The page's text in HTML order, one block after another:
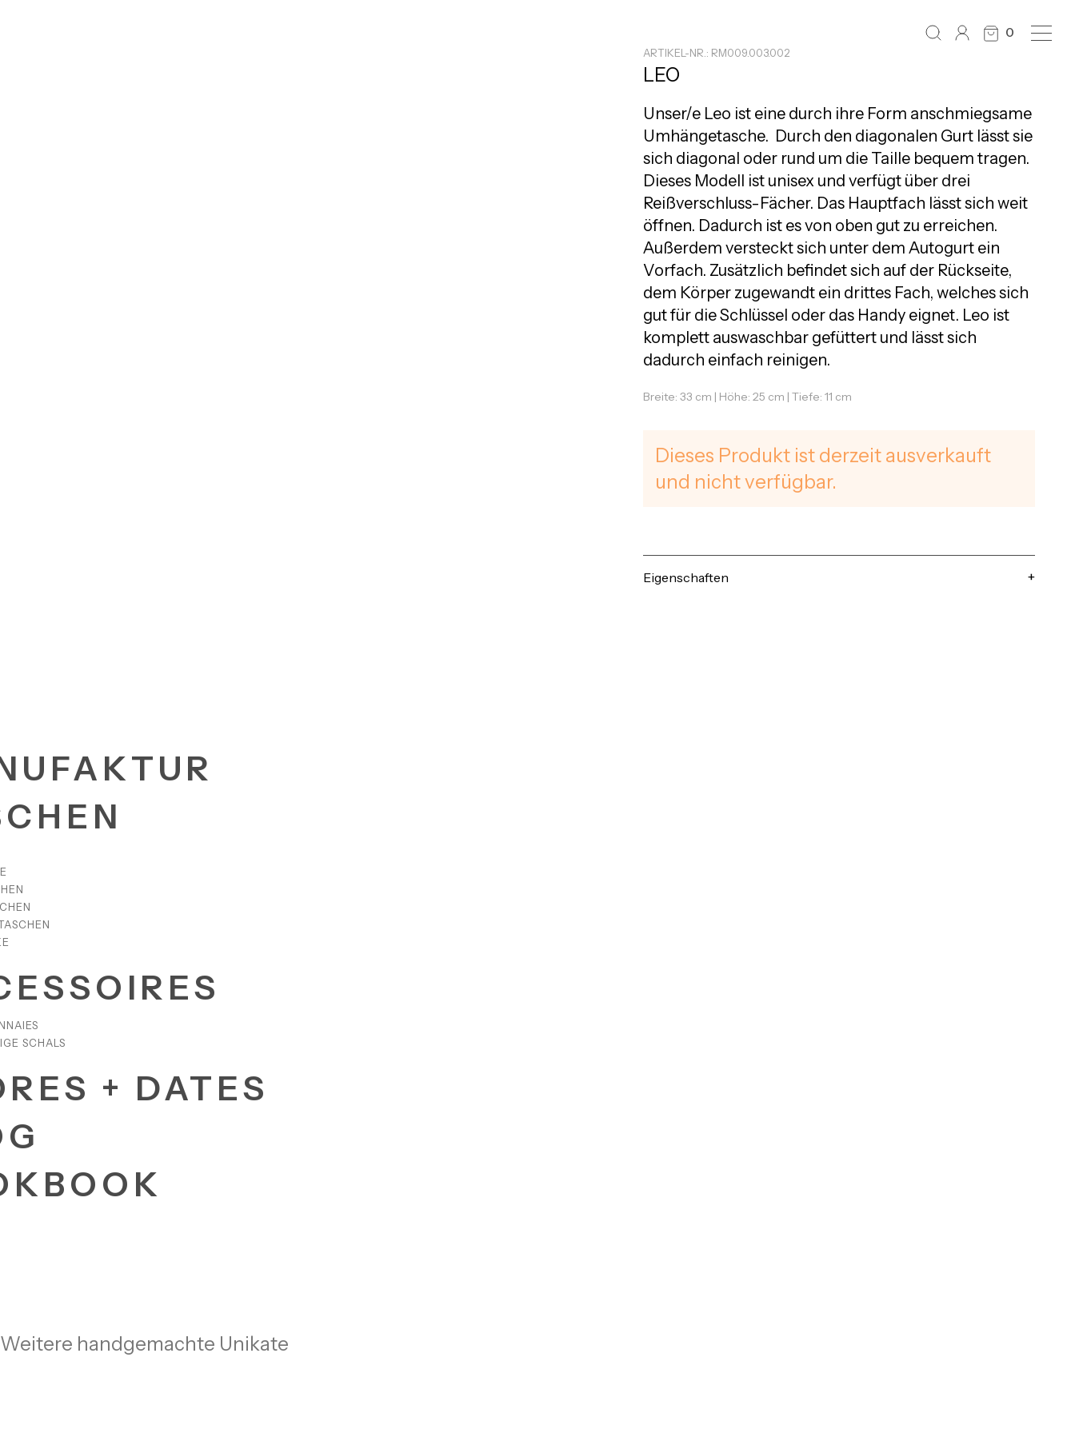
0
SCHALS
+ DATES
ARTIKEL-NR.: RM009.003.002
LEO
Unser/e Leo ist eine durch ihre Form anschmiegsame
Umhängetasche. Durch den diagonalen Gurt lässt sie
sich diagonal oder rund um die Taille bequem tragen.
Dieses Modell ist unisex und verfügt über drei
Reißverschluss-Fächer. Das Hauptfach lässt sich weit
öffnen. Dadurch ist es von oben gut zu erreichen.
Außerdem versteckt sich unter dem Autogurt ein
Vorfach. Zusätzlich befindet sich auf der Rückseite,
dem Körper zugewandt ein drittes Fach, welches sich
gut für die Schlüssel oder das Handy eignet. Leo ist
komplett auswaschbar gefüttert und lässt sich
dadurch einfach reinigen.
Breite: 33 cm | Höhe: 25 cm | Tiefe: 11 cm
Dieses Produkt ist derzeit ausverkauft
und nicht verfügbar.
Eigenschaften
Weitere handgemachte Unikate